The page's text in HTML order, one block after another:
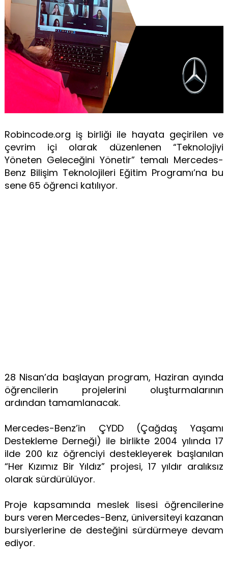
Robincode.org iş birliği ile hayata geçirilen ve
çevrim içi olarak düzenlenen “Teknolojiyi
Yöneten Geleceğini Yönetir” temalı Mercedes-
Benz Bilişim Teknolojileri Eğitim Programı’na bu
sene 65 öğrenci katılıyor.
28 Nisan’da başlayan program, Haziran ayında
öğrencilerin projelerini oluşturmalarının
ardından tamamlanacak.
Mercedes-Benz’in ÇYDD (Çağdaş Yaşamı
Destekleme Derneği) ile birlikte 2004 yılında 17
ilde 200 kız öğrenciyi destekleyerek başlanılan
“Her Kızımız Bir Yıldız” projesi, 17 yıldır aralıksız
olarak sürdürülüyor.
Proje kapsamında meslek lisesi öğrencilerine
burs veren Mercedes-Benz, üniversiteyi kazanan
bursiyerlerine de desteğini sürdürmeye devam
ediyor.